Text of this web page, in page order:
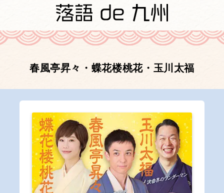
春風亭昇々・蝶花楼桃花・玉川太福